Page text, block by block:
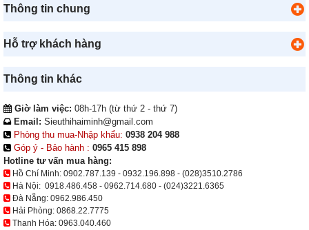
Thông tin chung
Hỗ trợ khách hàng
Thông tin khác
Giờ làm việc: 08h-17h (từ thứ 2 - thứ 7)
Email: Sieuthihaiminh@gmail.com
Phòng thu mua-Nhập khẩu: 0938 204 988
Góp ý - Bảo hành : 0965 415 898
Hotline tư vấn mua hàng:
Hồ Chí Minh: 0902.787.139 - 0932.196.898 - (028)3510.2786
Hà Nội: 0918.486.458 - 0962.714.680 - (024)3221.6365
Đà Nẵng: 0962.986.450
Hải Phòng: 0868.22.7775
Thanh Hóa: 0963.040.460